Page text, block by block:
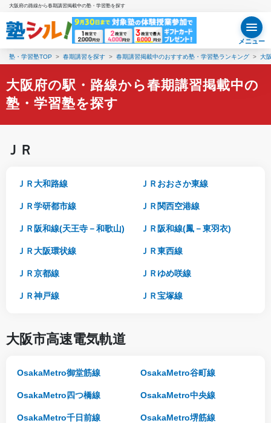
大阪府の路線から春期講習掲載中の塾・学習塾を探す
メニュー
塾・学習塾TOP 春期講習を探す 春期講習掲載中のおすすめ塾・学習塾ランキング 大
大阪府の駅・路線から春期講習掲載中の
塾・学習塾を探す
ＪＲ
ＪＲ大和路線 ＪＲおおさか東線
ＪＲ学研都市線 ＪＲ関西空港線
ＪＲ阪和線(天王寺－和歌山) ＪＲ阪和線(鳳－東羽衣)
ＪＲ大阪環状線 ＪＲ東西線
ＪＲ京都線 ＪＲゆめ咲線
ＪＲ神戸線 ＪＲ宝塚線
大阪市高速電気軌道
OsakaMetro御堂筋線 OsakaMetro谷町線
OsakaMetro四つ橋線 OsakaMetro中央線
OsakaMetro千日前線 OsakaMetro堺筋線